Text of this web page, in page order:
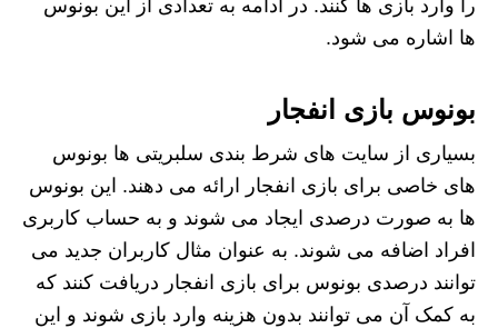
را وارد بازی ها کنند. در ادامه به تعدادی از این بونوس
ها اشاره می شود.
بونوس بازی انفجار
بسیاری از سایت‌ های شرط‌ بندی سلبریتی‌ ها بونوس‌
های خاصی برای بازی انفجار ارائه می‌ دهند. این بونوس‌
ها به صورت درصدی ایجاد می شوند و به حساب کاربری
افراد اضافه می شوند. به عنوان مثال کاربران جدید می
توانند درصدی بونوس برای بازی انفجار دریافت کنند که
به کمک آن می توانند بدون هزینه وارد بازی شوند و این